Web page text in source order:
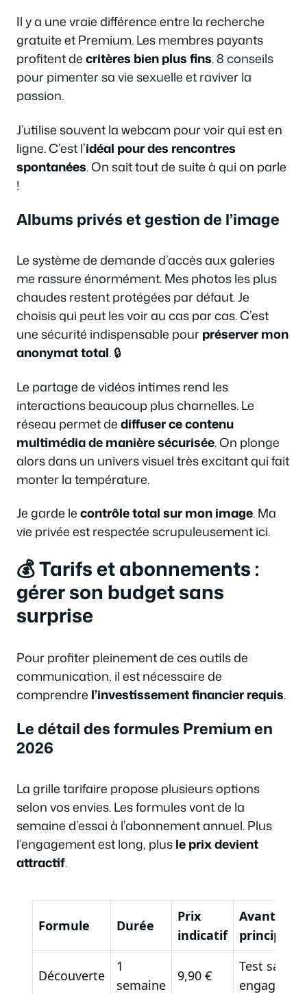
Il y a une vraie différence entre la recherche
gratuite et Premium. Les membres payants
profitent decritères bien plus fins.8 conseils
pour pimenter sa vie sexuelle et raviver la
passion.
J’utilise souvent la webcam pour voir qui est en
ligne. C’est l’idéal pour des rencontres
spontanées. On sait tout de suite à qui on parle
!
Albums privés et gestion de l’image
Le système de demande d’accès aux galeries
me rassure énormément. Mes photos les plus
chaudes restent protégées par défaut. Je
choisis qui peut les voir au cas par cas. C’est
une sécurité indispensable pourpréserver mon
anonymat total. 🔒
Le partage de vidéos intimes rend les
interactions beaucoup plus charnelles. Le
réseau permet dediffuser ce contenu
multimédia de manière sécurisée. On plonge
alors dans un univers visuel très excitant qui fait
monter la température.
Je garde lecontrôle total sur mon image. Ma
vie privée est respectée scrupuleusement ici.
💰 Tarifs et abonnements :
gérer son budget sans
surprise
Pour profiter pleinement de ces outils de
communication, il est nécessaire de
comprendre l’investissement financier requis.
Le détail des formules Premium en
2026
La grille tarifaire propose plusieurs options
selon vos envies. Les formules vont de la
semaine d’essai à l’abonnement annuel. Plus
l’engagement est long, plusle prix devient
attractif.
Formule Durée
Prix
indicatif
Avantage
principal
Découverte
1
semaine
9,90 €
Test sans